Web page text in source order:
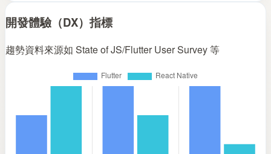
開發體驗（DX）指標
趨勢資料來源如 State of JS/Flutter User Survey 等